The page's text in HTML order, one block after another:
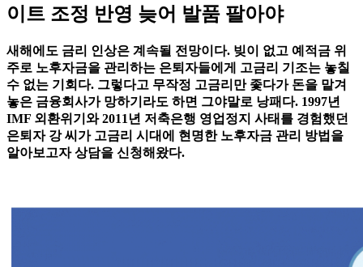
이트 조정 반영 늦어 발품 팔아야
새해에도 금리 인상은 계속될 전망이다. 빚이 없고 예적금 위
주로 노후자금을 관리하는 은퇴자들에게 고금리 기조는 놓칠
수 없는 기회다. 그렇다고 무작정 고금리만 좇다가 돈을 맡겨
놓은 금융회사가 망하기라도 하면 그야말로 낭패다. 1997년
IMF 외환위기와 2011년 저축은행 영업정지 사태를 경험했던
은퇴자 강 씨가 고금리 시대에 현명한 노후자금 관리 방법을
알아보고자 상담을 신청해왔다.